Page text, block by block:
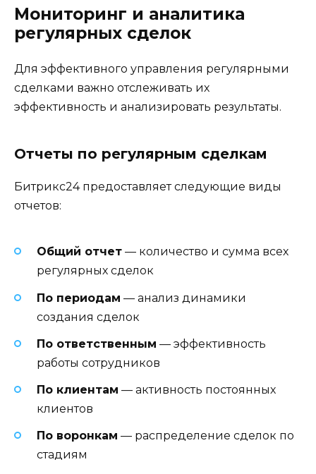
Мониторинг и аналитика
регулярных сделок
Для эффективного управления регулярными
сделками важно отслеживать их
эффективность и анализировать результаты.
Отчеты по регулярным сделкам
Битрикс24 предоставляет следующие виды
отчетов:
Общий отчет — количество и сумма всех
регулярных сделок
По периодам — анализ динамики
создания сделок
По ответственным — эффективность
работы сотрудников
По клиентам — активность постоянных
клиентов
По воронкам — распределение сделок по
стадиям